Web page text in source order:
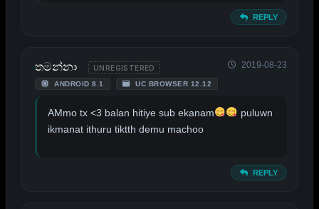
REPLY
තමන්නා UNREGISTERED
ANDROID 8.1 UC BROWSER 12.12
2019-08-23
AMmo tx <3 balan hitiye sub ekanam
puluwn
ikmanat ithuru tiktth demu machoo
REPLY